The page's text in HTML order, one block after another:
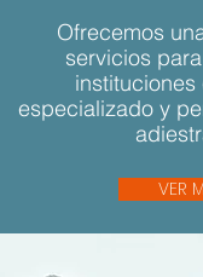
Ofrecemos
servicios
especializado y
VER